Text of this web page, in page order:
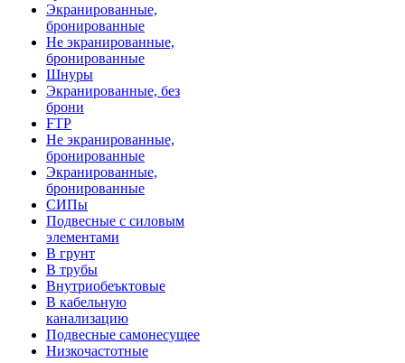
Экранированные,
бронированные
Не экранированные,
бронированные
Шнуры
Экранированные, без
брони
FTP
Не экранированные,
бронированные
Экранированные,
бронированные
СИПы
Подвесные с силовым
элементами
В грунт
В трубы
Внутриобеъктовые
В кабельную
канализацию
Подвесные самонесущее
Низкочастотные